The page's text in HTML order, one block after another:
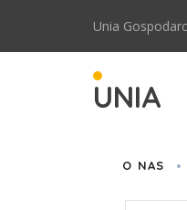
Unia
UNIA
O NAS